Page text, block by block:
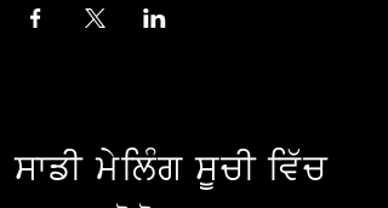
ਸਾਡੀ ਮੇਲਿੰਗ ਸੂਚੀ ਵਿੱਚ